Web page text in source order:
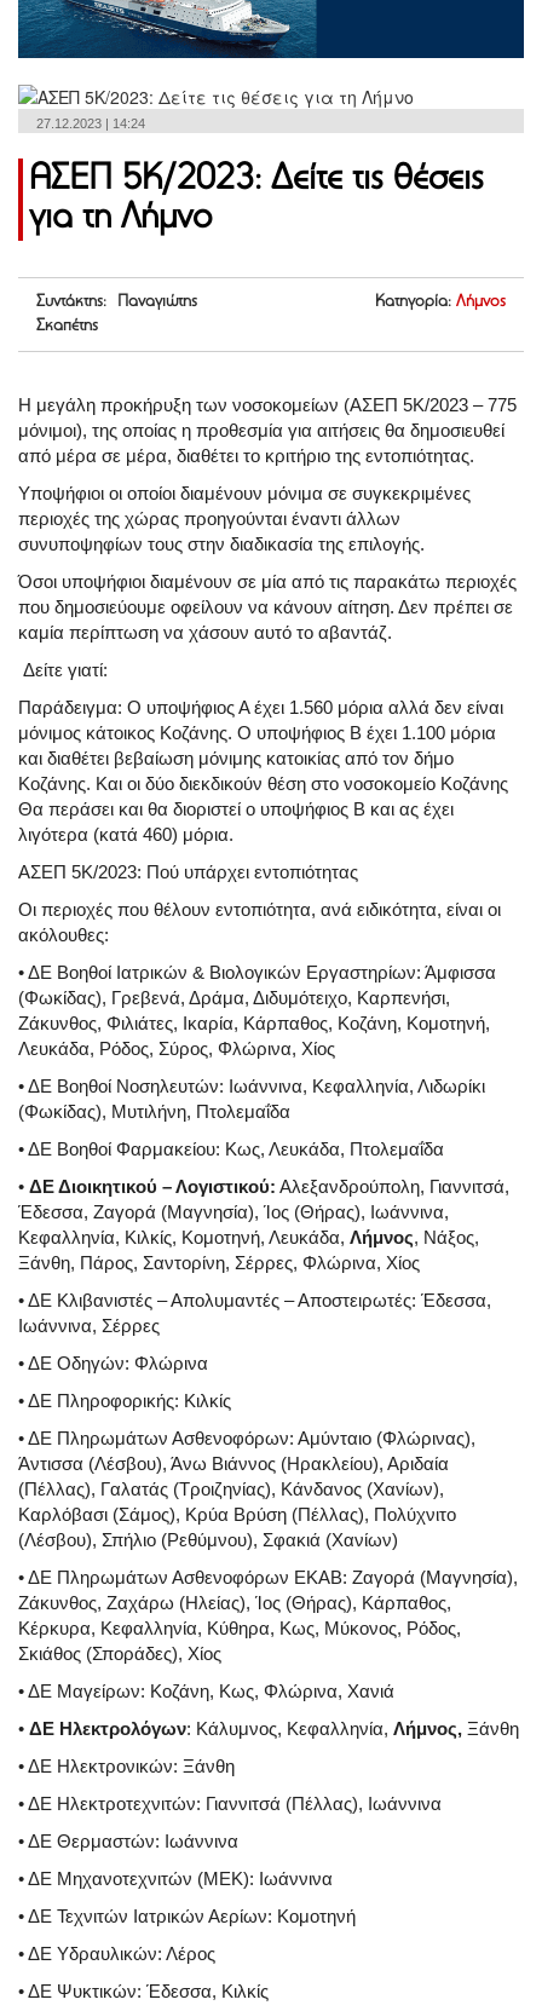
27.12.2023 | 14:24
ΑΣΕΠ 5Κ/2023: Δείτε τις θέσεις
για τη Λήμνο
Συντάκτης: Παναγιώτης
Σκαπέτης
Κατηγορία: Λήμνος
Η μεγάλη προκήρυξη των νοσοκομείων (ΑΣΕΠ 5Κ/2023 – 775
μόνιμοι), της οποίας η προθεσμία για αιτήσεις θα δημοσιευθεί
από μέρα σε μέρα, διαθέτει το κριτήριο της εντοπιότητας.
Υποψήφιοι οι οποίοι διαμένουν μόνιμα σε συγκεκριμένες
περιοχές της χώρας προηγούνται έναντι άλλων
συνυποψηφίων τους στην διαδικασία της επιλογής.
Όσοι υποψήφιοι διαμένουν σε μία από τις παρακάτω περιοχές
που δημοσιεύουμε οφείλουν να κάνουν αίτηση. Δεν πρέπει σε
καμία περίπτωση να χάσουν αυτό το αβαντάζ.
Δείτε γιατί:
Παράδειγμα: Ο υποψήφιος Α έχει 1.560 μόρια αλλά δεν είναι
μόνιμος κάτοικος Κοζάνης. Ο υποψήφιος Β έχει 1.100 μόρια
και διαθέτει βεβαίωση μόνιμης κατοικίας από τον δήμο
Κοζάνης. Και οι δύο διεκδικούν θέση στο νοσοκομείο Κοζάνης
Θα περάσει και θα διοριστεί ο υποψήφιος Β και ας έχει
λιγότερα (κατά 460) μόρια.
ΑΣΕΠ 5Κ/2023: Πού υπάρχει εντοπιότητας
Οι περιοχές που θέλουν εντοπιότητα, ανά ειδικότητα, είναι οι
ακόλουθες:
• ΔΕ Βοηθοί Ιατρικών & Βιολογικών Εργαστηρίων: Άμφισσα
(Φωκίδας), Γρεβενά, Δράμα, Διδυμότειχο, Καρπενήσι,
Ζάκυνθος, Φιλιάτες, Ικαρία, Κάρπαθος, Κοζάνη, Κομοτηνή,
Λευκάδα, Ρόδος, Σύρος, Φλώρινα, Χίος
• ΔΕ Βοηθοί Νοσηλευτών: Ιωάννινα, Κεφαλληνία, Λιδωρίκι
(Φωκίδας), Μυτιλήνη, Πτολεμαΐδα
• ΔΕ Βοηθοί Φαρμακείου: Κως, Λευκάδα, Πτολεμαΐδα
• ΔΕ Διοικητικού – Λογιστικού: Αλεξανδρούπολη, Γιαννιτσά,
Έδεσσα, Ζαγορά (Μαγνησία), Ίος (Θήρας), Ιωάννινα,
Κεφαλληνία, Κιλκίς, Κομοτηνή, Λευκάδα, Λήμνος, Νάξος,
Ξάνθη, Πάρος, Σαντορίνη, Σέρρες, Φλώρινα, Χίος
• ΔΕ Κλιβανιστές – Απολυμαντές – Αποστειρωτές: Έδεσσα,
Ιωάννινα, Σέρρες
• ΔΕ Οδηγών: Φλώρινα
• ΔΕ Πληροφορικής: Κιλκίς
• ΔΕ Πληρωμάτων Ασθενοφόρων: Αμύνταιο (Φλώρινας),
Άντισσα (Λέσβου), Άνω Βιάννος (Ηρακλείου), Αριδαία
(Πέλλας), Γαλατάς (Τροιζηνίας), Κάνδανος (Χανίων),
Καρλόβασι (Σάμος), Κρύα Βρύση (Πέλλας), Πολύχνιτο
(Λέσβου), Σπήλιο (Ρεθύμνου), Σφακιά (Χανίων)
• ΔΕ Πληρωμάτων Ασθενοφόρων ΕΚΑΒ: Ζαγορά (Μαγνησία),
Ζάκυνθος, Ζαχάρω (Ηλείας), Ίος (Θήρας), Κάρπαθος,
Κέρκυρα, Κεφαλληνία, Κύθηρα, Κως, Μύκονος, Ρόδος,
Σκιάθος (Σποράδες), Χίος
• ΔΕ Μαγείρων: Κοζάνη, Κως, Φλώρινα, Χανιά
• ΔΕ Ηλεκτρολόγων: Κάλυμνος, Κεφαλληνία, Λήμνος, Ξάνθη
• ΔΕ Ηλεκτρονικών: Ξάνθη
• ΔΕ Ηλεκτροτεχνιτών: Γιαννιτσά (Πέλλας), Ιωάννινα
• ΔΕ Θερμαστών: Ιωάννινα
• ΔΕ Μηχανοτεχνιτών (ΜΕΚ): Ιωάννινα
• ΔΕ Τεχνιτών Ιατρικών Αερίων: Κομοτηνή
• ΔΕ Υδραυλικών: Λέρος
• ΔΕ Ψυκτικών: Έδεσσα, Κιλκίς